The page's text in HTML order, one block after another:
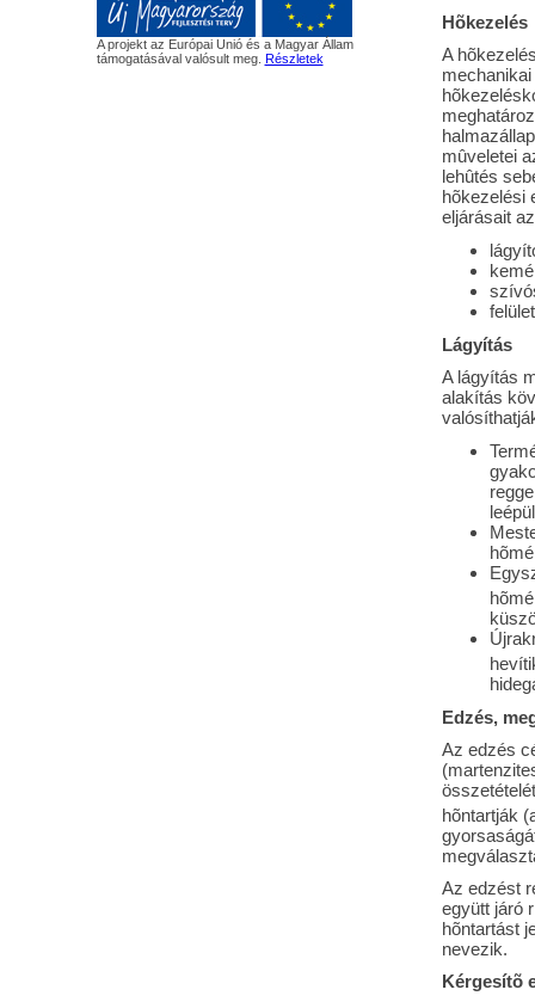
A projekt az Európai Unió és a Magyar Állam
támogatásával valósult meg. Részletek
Hõkezelés
A
mûveletei
lehûtés
hõkezelési
eljárásait
Lágyítás
A lágyítás
alakítás
Edzés,
Az edzés
hõntartják
Az edzést
együtt járó
hõntartást
nevezik.
Kérgesítõ